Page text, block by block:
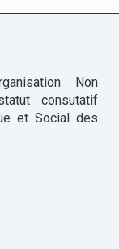
Non
consutatif
et Social des